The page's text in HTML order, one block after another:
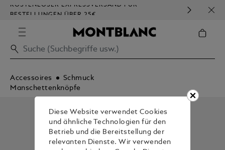
KOSTENLOSER EXPRESSVERSAND FÜR
BESTELLUNGEN ÜBER 25€
Accessoires
Schmuck
Manschettenknöpfe
Diese Website verwendet Cookies
und ähnliche Technologien für den
Betrieb und die Bereitstellung der
relevanten Dienste. Wir verwenden